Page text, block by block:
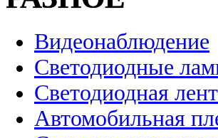
Видеонаблюдение
Светодиодные
Светодиодная
Автомобильная